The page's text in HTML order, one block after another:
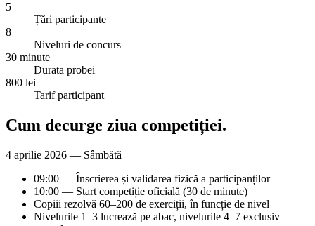
5
Țări participante
8
Niveluri de concurs
30 minute
Durata probei
800 lei
Tarif participant
Cum decurge ziua competiției.
4 aprilie 2026 — Sâmbătă
09:00 — Înscrierea și validarea fizică a participanților
10:00 — Start competiție oficială (30 de minute)
Copiii rezolvă 60–200 de exerciții, în funcție de nivel
Nivelurile 1–3 lucrează pe abac, nivelurile 4–7 exclusiv